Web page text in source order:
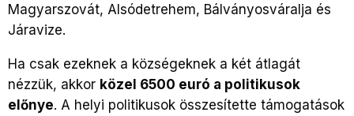
Magyarszovát, Alsódetrehem, Bálványosváralja és
Járavize.
Ha csak ezeknek a községeknek a két átlagát
nézzük, akkor közel 6500 euró a politikusok
előnye. A helyi politikusok összesítette támogatások